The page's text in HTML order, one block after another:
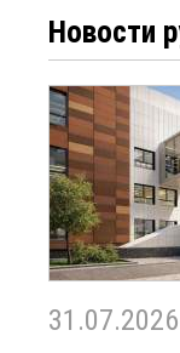
Новости
31.07.2026